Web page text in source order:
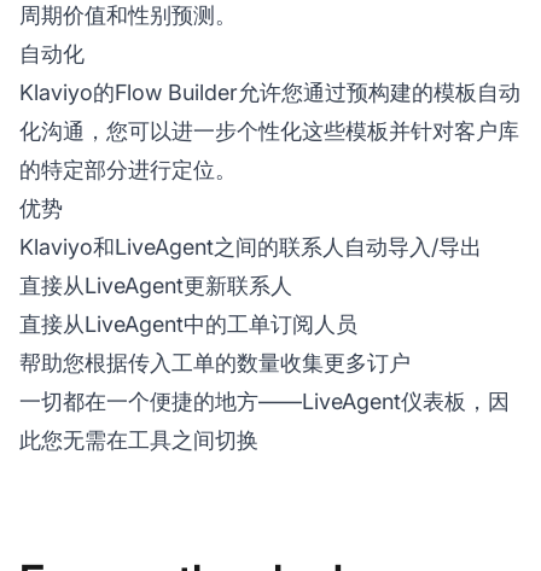
周期价值和性别预测。
自动化
Klaviyo的Flow Builder允许您通过预构建的模板自动
化沟通，您可以进一步个性化这些模板并针对客户库
的特定部分进行定位。
优势
Klaviyo和LiveAgent之间的联系人自动导入/导出
直接从LiveAgent更新联系人
直接从LiveAgent中的工单订阅人员
帮助您根据传入工单的数量收集更多订户
一切都在一个便捷的地方——LiveAgent仪表板，因
此您无需在工具之间切换